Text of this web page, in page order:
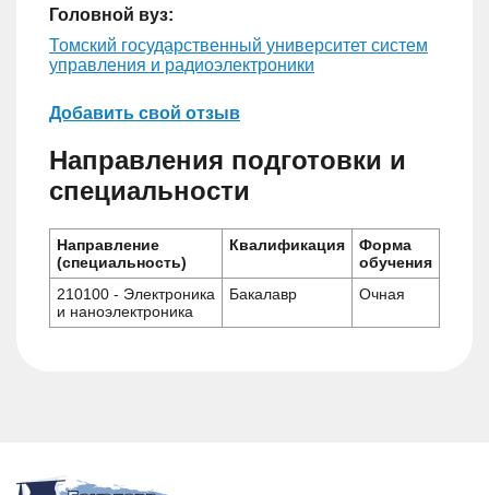
Головной вуз:
Томский государственный университет систем
управления и радиоэлектроники
Добавить свой отзыв
Направления подготовки и
специальности
Направление
(специальность)
Квалификация
Форма
обучения
210100 - Электроника
и наноэлектроника
Бакалавр Очная